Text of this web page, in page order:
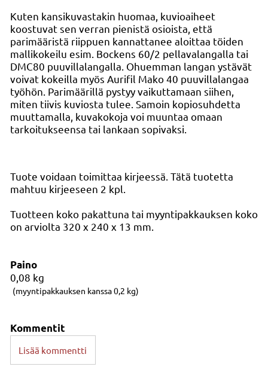
Kuten kansikuvastakin huomaa, kuvioaiheet
koostuvat sen verran pienistä osioista, että
parimääristä riippuen kannattanee aloittaa töiden
mallikokeilu esim. Bockens 60/2 pellavalangalla tai
DMC80 puuvillalangalla. Ohuemman langan ystävät
voivat kokeilla myös Aurifil Mako 40 puuvillalangaa
työhön. Parimäärillä pystyy vaikuttamaan siihen,
miten tiivis kuviosta tulee. Samoin kopiosuhdetta
muuttamalla, kuvakokoja voi muuntaa omaan
tarkoitukseensa tai lankaan sopivaksi.
Tuote voidaan toimittaa kirjeessä. Tätä tuotetta
mahtuu kirjeeseen 2 kpl.
Tuotteen koko pakattuna tai myyntipakkauksen koko
on arviolta 320 x 240 x 13 mm.
Paino
0,08 kg
(myyntipakkauksen kanssa 0,2 kg)
Kommentit
Lisää kommentti